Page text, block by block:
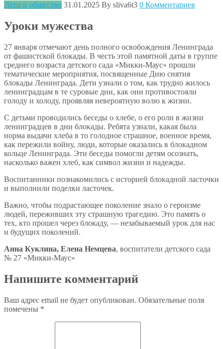
Дети и общество 31.01.2025 By sliva6t3 0 Комментариев
Уроки мужества
27 января отмечают день полного освобождения Ленинграда
от фашистской блокады. В честь этой памятной даты в группе
среднего возраста детского сада «Микки-Маус» прошли
тематические мероприятия, посвященные Дню снятия
блокады Ленинграда. Дети узнали о том, как трудно жилось
ленинградцам в те суровые дни, как они противостояли
голоду и холоду, проявляя невероятную волю к жизни.
С детьми проводились беседы о хлебе, о его роли в жизни
ленинградцев в дни блокады. Ребята узнали, какая была
норма выдачи хлеба в то голодное страшное, военное время,
как пережили войну, люди, которые оказались в блокадном
кольце Ленинграда. Эти беседы помогли детям осознать,
насколько важен хлеб, как символ жизни и надежды.
Воспитанники познакомились с историей блокадной ласточки
и выполнили поделки ласточек.
Важно, чтобы подрастающее поколение знало о героизме
людей, переживших эту страшную трагедию. Это память о
тех, кто прошел через блокаду, — незабываемый урок для нас
и будущих поколений.
Анна Куклина, Елена Немцева, воспитатели детского сада
№ 27 «Микки-Маус»
Напишите комментарий
Ваш адрес email не будет опубликован. Обязательные поля
помечены *